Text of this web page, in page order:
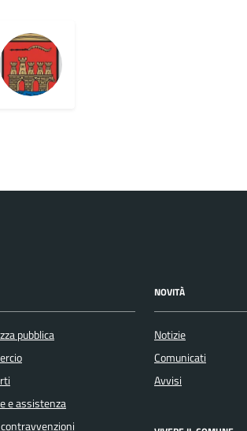
pubblica
e assistenza
NOVITÀ
Notizie
Comunicati
Avvisi